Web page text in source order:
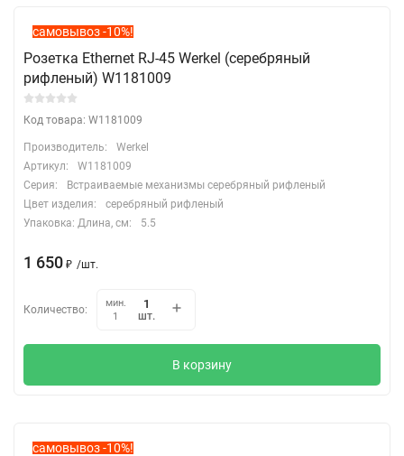
самовывоз -10%!
Розетка Ethernet RJ-45 Werkel (cеребряный
рифленый) W1181009
Код товара: W1181009
Производитель:
Werkel
Артикул:
W1181009
Серия:
Встраиваемые механизмы серебряный рифленый
Цвет изделия:
серебряный рифленый
Упаковка: Длина, cм:
5.5
1 650 ₽ /шт.
Количество:
мин.
1
шт.
В корзину
самовывоз -10%!